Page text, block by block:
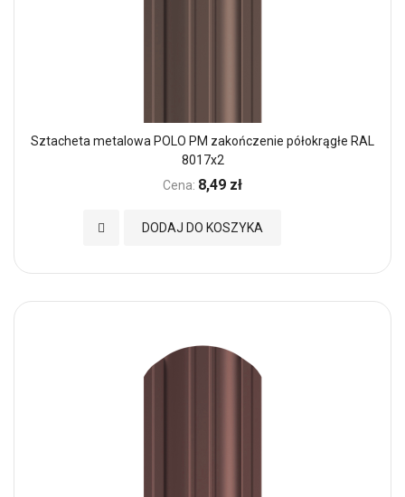
Sztacheta metalowa POLO PM zakończenie półokrągłe RAL
8017x2
Cena: 8,49 zł
DODAJ DO KOSZYKA
Dodaj do Ulubionych